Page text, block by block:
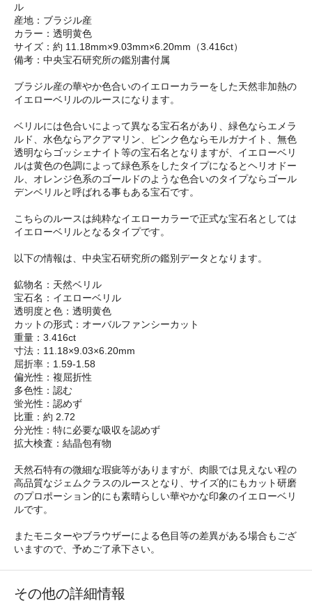
ル
産地：ブラジル産
カラー：透明黄色
サイズ：約 11.18mm×9.03mm×6.20mm（3.416ct）
備考：中央宝石研究所の鑑別書付属
ブラジル産の華やか色合いのイエローカラーをした天然非加熱の
イエローベリルのルースになります。
ベリルには色合いによって異なる宝石名があり、緑色ならエメラ
ルド、水色ならアクアマリン、ピンク色ならモルガナイト、無色
透明ならゴッシェナイト等の宝石名となりますが、イエローベリ
ルは黄色の色調によって緑色系をしたタイプになるとヘリオドー
ル、オレンジ色系のゴールドのような色合いのタイプならゴール
デンベリルと呼ばれる事もある宝石です。
こちらのルースは純粋なイエローカラーで正式な宝石名としては
イエローベリルとなるタイプです。
以下の情報は、中央宝石研究所の鑑別データとなります。
鉱物名：天然ベリル
宝石名：イエローベリル
透明度と色：透明黄色
カットの形式：オーバルファンシーカット
重量：3.416ct
寸法：11.18×9.03×6.20mm
屈折率：1.59-1.58
偏光性：複屈折性
多色性：認む
蛍光性：認めず
比重：約 2.72
分光性：特に必要な吸収を認めず
拡大検査：結晶包有物
天然石特有の微細な瑕疵等がありますが、肉眼では見えない程の
高品質なジェムクラスのルースとなり、サイズ的にもカット研磨
のプロポーション的にも素晴らしい華やかな印象のイエローベリ
ルです。
またモニターやブラウザーによる色目等の差異がある場合もござ
いますので、予めご了承下さい。
その他の詳細情報